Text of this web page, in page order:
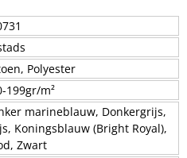
Polyester
199gr/m²
marineblauw, Donkergrijs,
Koningsblauw (Bright Royal),
Zwart